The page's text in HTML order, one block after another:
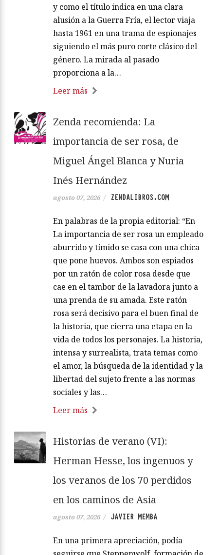
y como el título indica en una clara
alusión a la Guerra Fría, el lector viaja
hasta 1961 en una trama de espionajes
siguiendo el más puro corte clásico del
género. La mirada al pasado
proporciona a la…
Leer más
Zenda recomienda: La
importancia de ser rosa, de
Miguel Ángel Blanca y Nuria
Inés Hernández
agosto 07, 2026 / ZENDALIBROS.COM
En palabras de la propia editorial: “En
La importancia de ser rosa un empleado
aburrido y tímido se casa con una chica
que pone huevos. Ambos son espiados
por un ratón de color rosa desde que
cae en el tambor de la lavadora junto a
una prenda de su amada. Este ratón
rosa será decisivo para el buen final de
la historia, que cierra una etapa en la
vida de todos los personajes. La historia,
intensa y surrealista, trata temas como
el amor, la búsqueda de la identidad y la
libertad del sujeto frente a las normas
sociales y las…
Leer más
Historias de verano (VI):
Herman Hesse, los ingenuos y
los veranos de los 70 perdidos
en los caminos de Asia
agosto 07, 2026 / JAVIER MEMBA
En una primera apreciación, podía